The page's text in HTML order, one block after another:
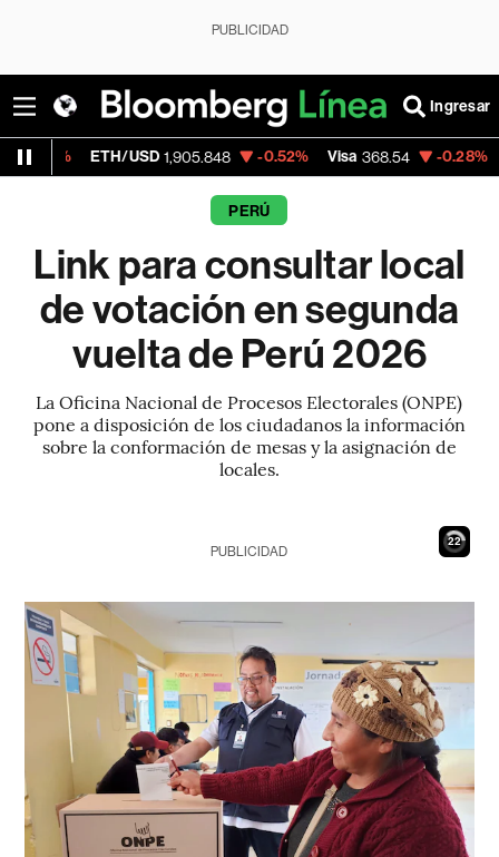
PUBLICIDAD
Ingresar
ETH/USD 1,905.848 -0.52% Visa 368.54 -0.28%
PERÚ
Link para consultar local
de votación en segunda
vuelta de Perú 2026
La Oficina Nacional de Procesos Electorales (ONPE)
pone a disposición de los ciudadanos la información
sobre la conformación de mesas y la asignación de
locales.
21
PUBLICIDAD